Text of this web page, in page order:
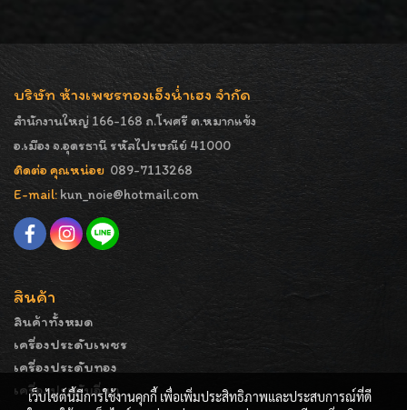
บริษัท ห้างเพชรทองเอ็งน่ำเฮง จำกัด
สำนักงานใหญ่ 166-168 ถ.โพศรี ต.หมากแข้ง
อ.เมือง จ.อุดรธานี รหัสไปรษณีย์ 41000
ติดต่อ คุณหน่อย 089-7113268
E-mail: kun_noie@hotmail.com
สินค้า
สินค้าทั้งหมด
เครื่องประดับเพชร
เครื่องประดับทอง
เครื่องประดับอื่นๆ
เว็บไซต์นี้มีการใช้งานคุกกี้ เพื่อเพิ่มประสิทธิภาพและประสบการณ์ที่ดี